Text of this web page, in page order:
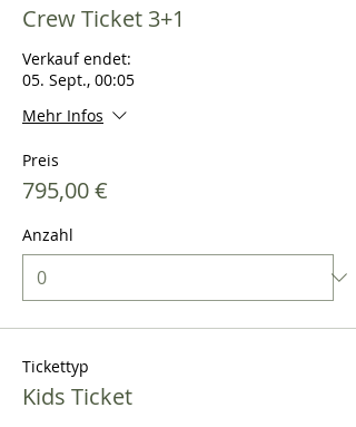
Crew Ticket 3+1
Verkauf endet:
05. Sept., 00:05
Mehr Infos
Preis
795,00 €
Anzahl
Tickettyp
Kids Ticket